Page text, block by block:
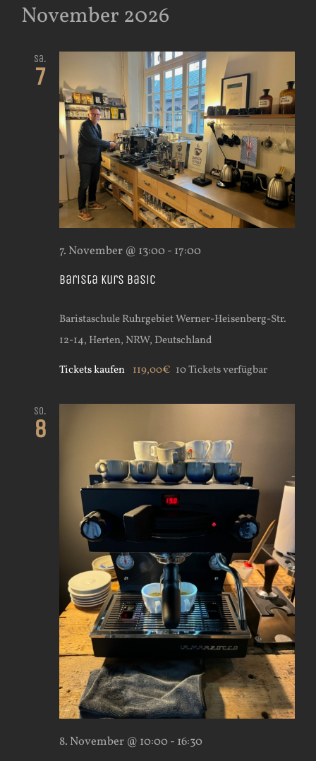
November 2026
Sa.
7
Barista Kurs Basic
7. November @ 13:00- 17:00
Baristaschule RuhrgebietWerner-Heisenberg-Str.
12-14, Herten, NRW, Deutschland
Tickets kaufen 119,00€ 10 Tickets verfügbar
So.
8
8. November @ 10:00- 16:30